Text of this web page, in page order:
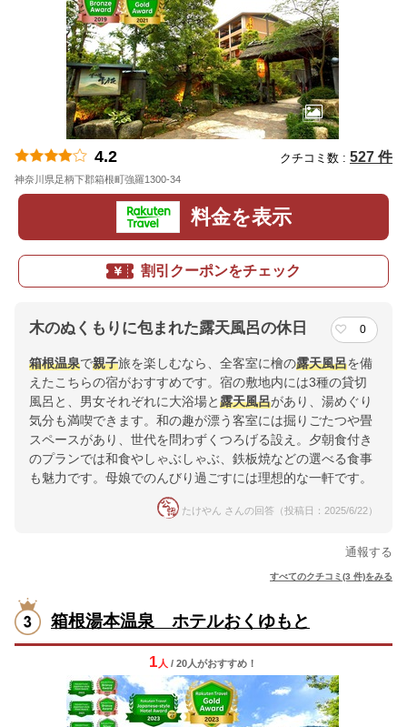
4.2 クチコミ数 : 527 件
神奈川県足柄下郡箱根町強羅1300-34
料金を表示
割引クーポンをチェック
木のぬくもりに包まれた露天風呂の休日 0
箱根温泉で親子旅を楽しむなら、全客室に檜の露天風呂を備
えたこちらの宿がおすすめです。宿の敷地内には3種の貸切
風呂と、男女それぞれに大浴場と露天風呂があり、湯めぐり
気分も満喫できます。和の趣が漂う客室には掘りごたつや畳
スペースがあり、世代を問わずくつろげる設え。夕朝食付き
のプランでは和食やしゃぶしゃぶ、鉄板焼などの選べる食事
も魅力です。母娘でのんびり過ごすには理想的な一軒です。
たけやん さんの回答（投稿日：2025/6/22）
通報する
すべてのクチコミ(3 件)をみる
箱根湯本温泉 ホテルおくゆもと
1 人 / 20人がおすすめ！